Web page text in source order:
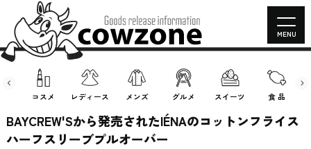
コスメ レディース メンズ グルメ スイーツ 食 品
MENU
BAYCREW'Sから発売されたIÉNAのコットンフライス
ハーフスリーブプルオーバー